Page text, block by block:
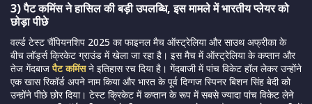
3) पैट कमिंस ने हासिल की बड़ी उपलब्धि, इस मामले में भारतीय प्लेयर को
छोड़ा पीछे
वर्ल्ड टेस्ट चैंपियनशिप 2025 का फाइनल मैच ऑस्ट्रेलिया और साउथ अफ्रीका के
बीच लॉर्ड्स क्रिकेट ग्राउंड में खेला जा रहा है। इस मैच में ऑस्ट्रेलिया के कप्तान और
तेज गेंदबाजपैट कमिंसने इतिहास रच दिया है। गेंदबाजी में पांच विकेट हॉल लेकर उन्होंने
एक खास रिकॉर्ड अपने नाम किया और भारत के पूर्व दिग्गज स्पिनर बिशन सिंह बेदी को
उन्होंने पीछे छोर दिया। टेस्ट क्रिकेट में कप्तान के रूप में सबसे ज्यादा पांच विकेट लेने